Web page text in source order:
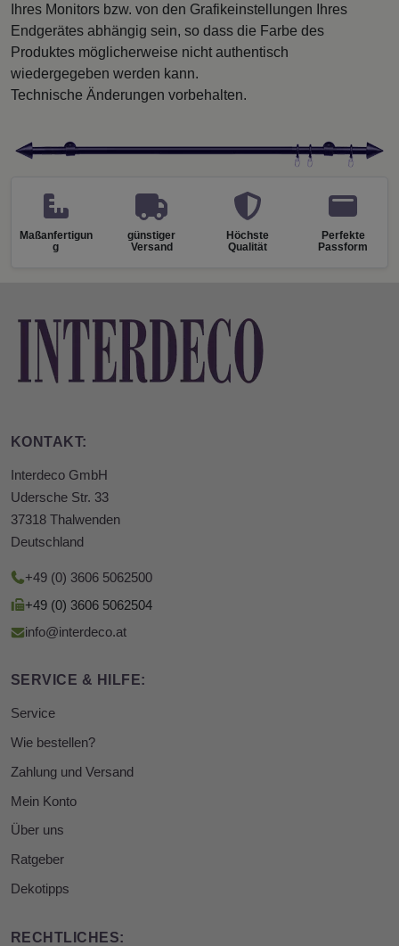
Ihres Monitors bzw. von den Grafikeinstellungen Ihres
Endgerätes abhängig sein, so dass die Farbe des
Produktes möglicherweise nicht authentisch
wiedergegeben werden kann.
Technische Änderungen vorbehalten.
Maßanfertigun
g
günstiger
Versand
Höchste
Qualität
Perfekte
Passform
KONTAKT:
Interdeco GmbH
Udersche Str. 33
37318 Thalwenden
Deutschland
+49 (0) 3606 5062500
+49 (0) 3606 5062504
info@interdeco.at
SERVICE & HILFE:
Service
Wie bestellen?
Zahlung und Versand
Mein Konto
Über uns
Ratgeber
Dekotipps
RECHTLICHES: